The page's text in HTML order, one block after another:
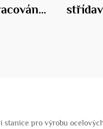
pro výrobu